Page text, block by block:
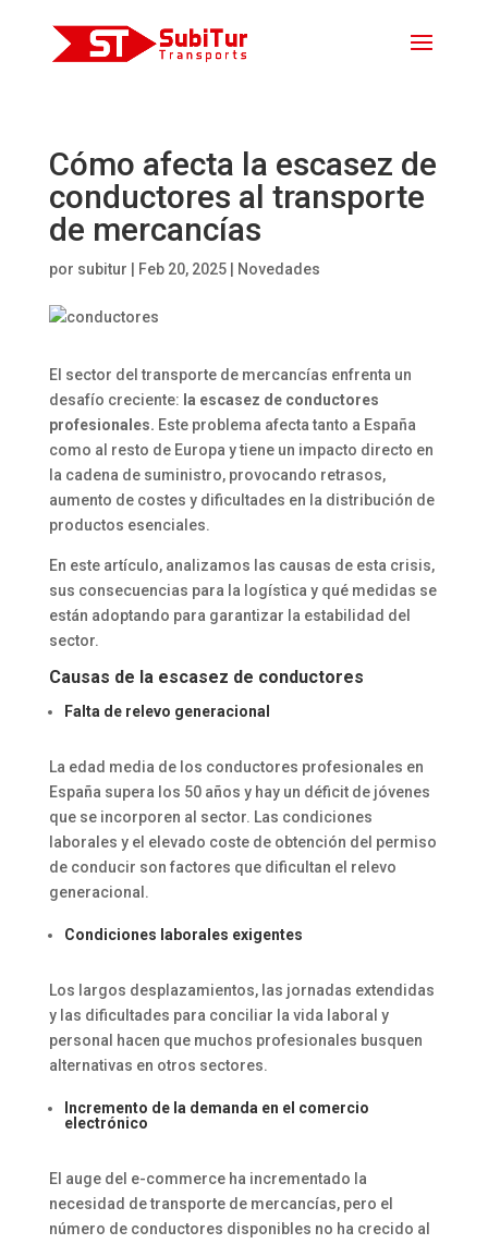
Cómo afecta la escasez de
conductores al transporte
de mercancías
por subitur Feb 20, 2025| Novedades
El sector del transporte de mercancías enfrenta un
desafío creciente: la escasez de conductores
profesionales. Este problema afecta tanto a España
como al resto de Europa y tiene un impacto directo en
la cadena de suministro, provocando retrasos,
aumento de costes y dificultades en la distribución de
productos esenciales.
En este artículo, analizamos las causas de esta crisis,
sus consecuencias para la logística y qué medidas se
están adoptando para garantizar la estabilidad del
sector.
Causas de la escasez de conductores
Falta de relevo generacional
La edad media de los conductores profesionales en
España supera los 50 años y hay un déficit de jóvenes
que se incorporen al sector. Las condiciones
laborales y el elevado coste de obtención del permiso
de conducir son factores que dificultan el relevo
generacional.
Condiciones laborales exigentes
Los largos desplazamientos, las jornadas extendidas
y las dificultades para conciliar la vida laboral y
personal hacen que muchos profesionales busquen
alternativas en otros sectores.
Incremento de la demanda en el comercio
electrónico
El auge del e-commerce ha incrementado la
necesidad de transporte de mercancías, pero el
número de conductores disponibles no ha crecido al